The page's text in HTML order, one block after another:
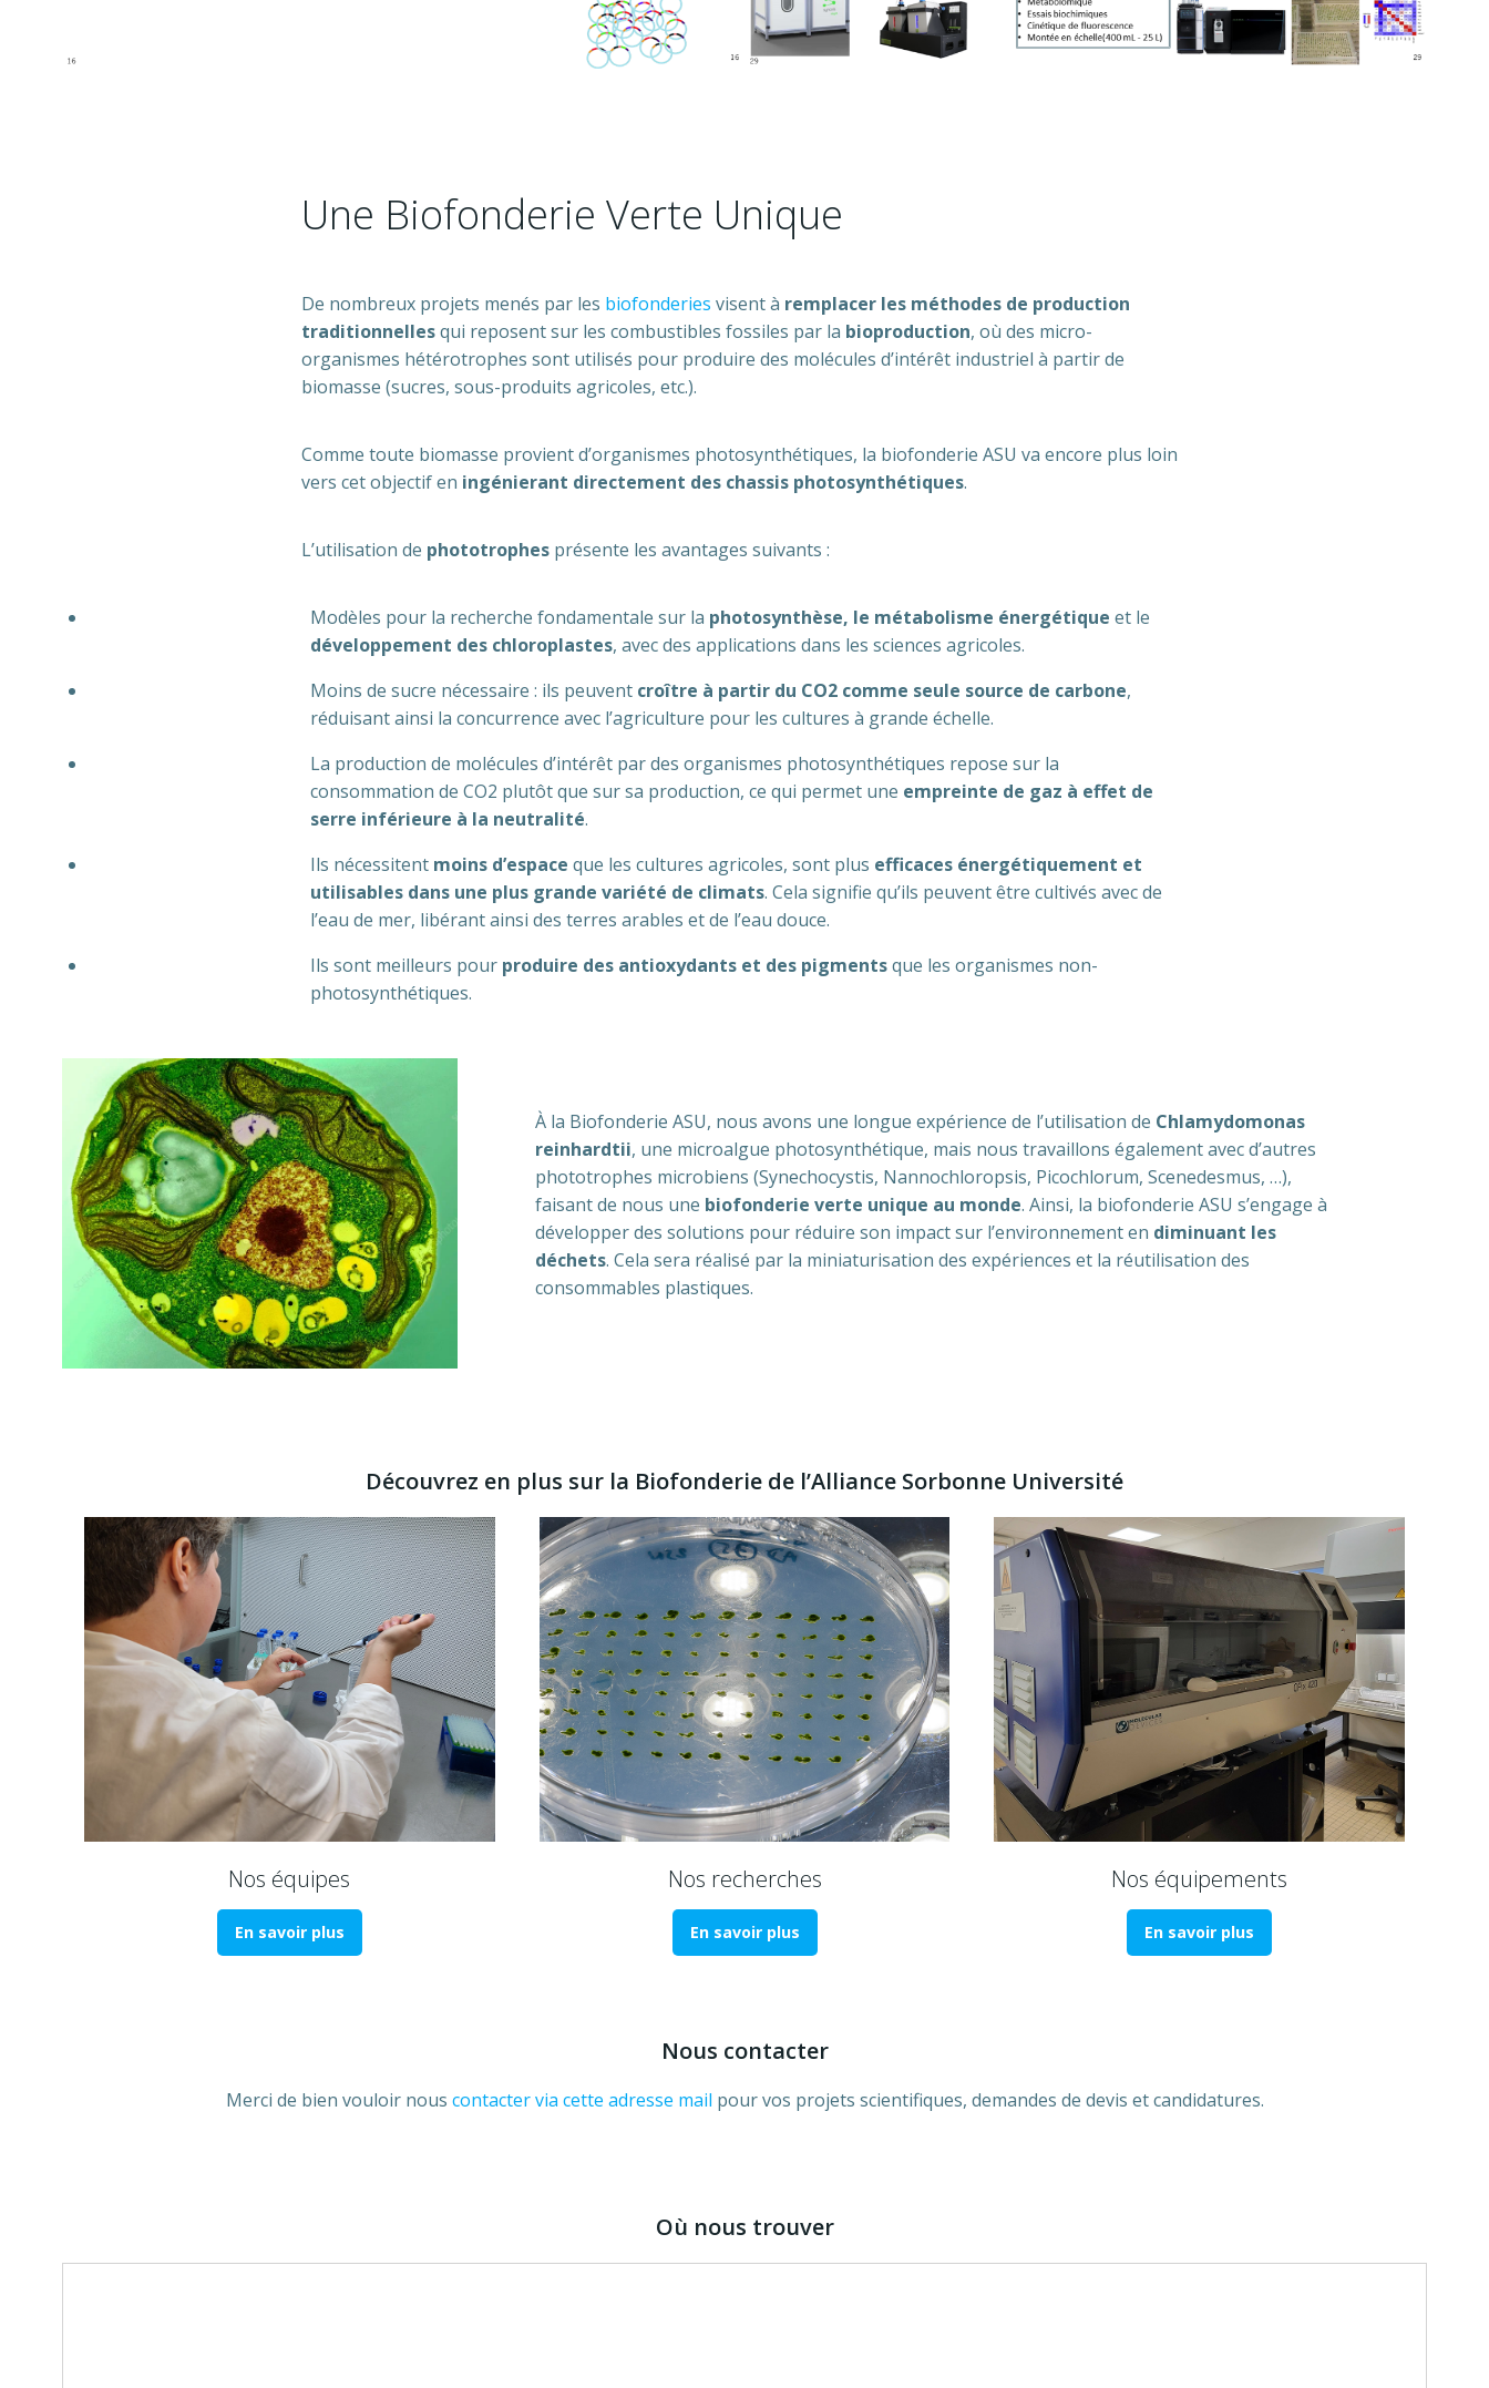
Une Biofonderie Verte Unique
De nombreux projets menés par les biofonderies visent à remplacer les méthodes de production
traditionnellesqui reposent sur les combustibles fossiles par la bioproduction, où des micro-
organismes hétérotrophes sont utilisés pour produire des molécules d’intérêt industriel à partir de
biomasse (sucres, sous-produits agricoles, etc.).
Comme toute biomasse provient d’organismes photosynthétiques, la biofonderie ASU va encore plus loin
vers cet objectif en ingénierant directement des chassis photosynthétiques.
L’utilisation de phototrophes présente les avantages suivants :
Modèles pour la recherche fondamentale sur la photosynthèse, le métabolisme énergétique et le
développement des chloroplastes, avec des applications dans les sciences agricoles.
Moins de sucre nécessaire : ils peuvent croître à partir du CO2 comme seule source de carbone,
réduisant ainsi la concurrence avec l’agriculture pour les cultures à grande échelle.
La production de molécules d’intérêt par des organismes photosynthétiques repose sur la
consommation de CO2 plutôt que sur sa production, ce qui permet une empreinte de gaz à effet de
serre inférieure à la neutralité.
Ils nécessitent moins d’espace que les cultures agricoles, sont plus efficaces énergétiquement et
utilisables dans une plus grande variété de climats. Cela signifie qu’ils peuvent être cultivés avec de
l’eau de mer, libérant ainsi des terres arables et de l’eau douce.
Ils sont meilleurs pour produire des antioxydants et des pigmentsque les organismes non-
photosynthétiques.
À la Biofonderie ASU, nous avons une longue expérience de l’utilisation de Chlamydomonas
reinhardtii, une microalgue photosynthétique, mais nous travaillons également avec d’autres
phototrophes microbiens (Synechocystis, Nannochloropsis, Picochlorum, Scenedesmus, …),
faisant de nous une biofonderie verte unique au monde. Ainsi, la biofonderie ASU s’engage à
développer des solutions pour réduire son impact sur l’environnement en diminuant les
déchets. Cela sera réalisé par la miniaturisation des expériences et la réutilisation des
consommables plastiques.
Découvrez en plus sur la Biofonderie de l’Alliance Sorbonne Université
Nos équipes
En savoir plus
Nos recherches
En savoir plus
Nos équipements
En savoir plus
Nous contacter
Merci de bien vouloir nous contacter via cette adresse mail pour vos projets scientifiques, demandes de devis et candidatures.
Où nous trouver